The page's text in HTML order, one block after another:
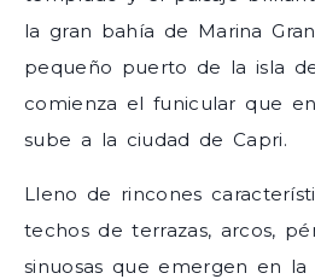
la gran bahía de Marina
pequeño puerto de la isla
comienza el funicular que
sube a la ciudad de Capri.
Lleno de rincones
techos de terrazas, arcos,
sinuosas que emergen en